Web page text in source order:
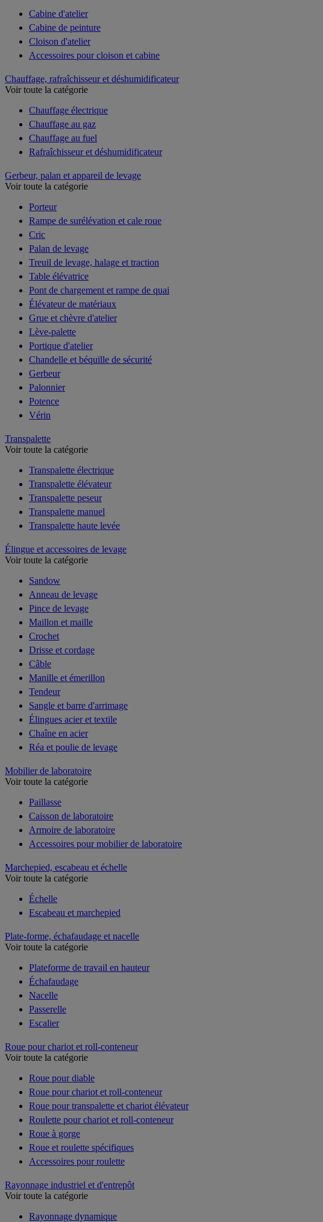
Cabine d'atelier
Cabine de peinture
Cloison d'atelier
Accessoires pour cloison et cabine
Chauffage, rafraîchisseur et déshumidificateur
Voir toute la catégorie
Chauffage électrique
Chauffage au gaz
Chauffage au fuel
Rafraîchisseur et déshumidificateur
Gerbeur, palan et appareil de levage
Voir toute la catégorie
Porteur
Rampe de surélévation et cale roue
Cric
Palan de levage
Treuil de levage, halage et traction
Table élévatrice
Pont de chargement et rampe de quai
Élévateur de matériaux
Grue et chèvre d'atelier
Lève-palette
Portique d'atelier
Chandelle et béquille de sécurité
Gerbeur
Palonnier
Potence
Vérin
Transpalette
Voir toute la catégorie
Transpalette électrique
Transpalette élévateur
Transpalette peseur
Transpalette manuel
Transpalette haute levée
Élingue et accessoires de levage
Voir toute la catégorie
Sandow
Anneau de levage
Pince de levage
Maillon et maille
Crochet
Drisse et cordage
Câble
Manille et émerillon
Tendeur
Sangle et barre d'arrimage
Élingues acier et textile
Chaîne en acier
Réa et poulie de levage
Mobilier de laboratoire
Voir toute la catégorie
Paillasse
Caisson de laboratoire
Armoire de laboratoire
Accessoires pour mobilier de laboratoire
Marchepied, escabeau et échelle
Voir toute la catégorie
Échelle
Escabeau et marchepied
Plate-forme, échafaudage et nacelle
Voir toute la catégorie
Plateforme de travail en hauteur
Échafaudage
Nacelle
Passerelle
Escalier
Roue pour chariot et roll-conteneur
Voir toute la catégorie
Roue pour diable
Roue pour chariot et roll-conteneur
Roue pour transpalette et chariot élévateur
Roulette pour chariot et roll-conteneur
Roue à gorge
Roue et roulette spécifiques
Accessoires pour roulette
Rayonnage industriel et d'entrepôt
Voir toute la catégorie
Rayonnage dynamique